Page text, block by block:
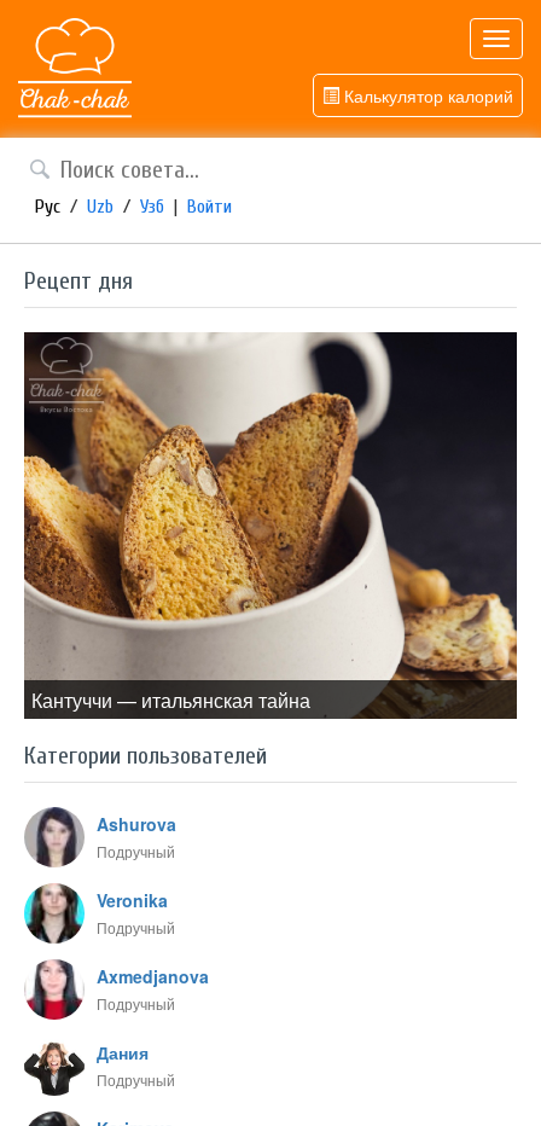
Калькулятор калорий
Рус / Uzb / Узб | Войти
Рецепт дня
Кантуччи — итальянская тайна
Категории пользователей
Ashurova
Подручный
Veronika
Подручный
Axmedjanova
Подручный
Дания
Подручный